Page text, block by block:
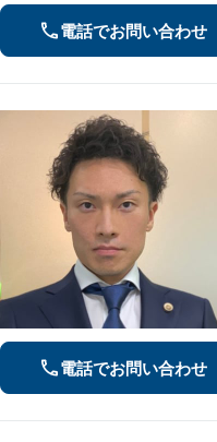
電話でお問い合わせ
電話でお問い合わせ